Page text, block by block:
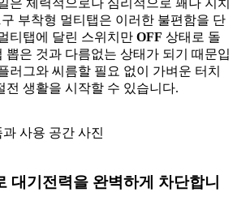
구 부착형 멀티탭은 이러한 불편함을 단
티탭에 달린 스위치만 OFF 상태로 돌
뽑은 것과 다름없는 상태가 되기 때문입
러그와 씨름할 필요 없이 가벼운 터치
전 생활을 시작할 수 있습니다.
대기전력을 완벽하게 차단합니